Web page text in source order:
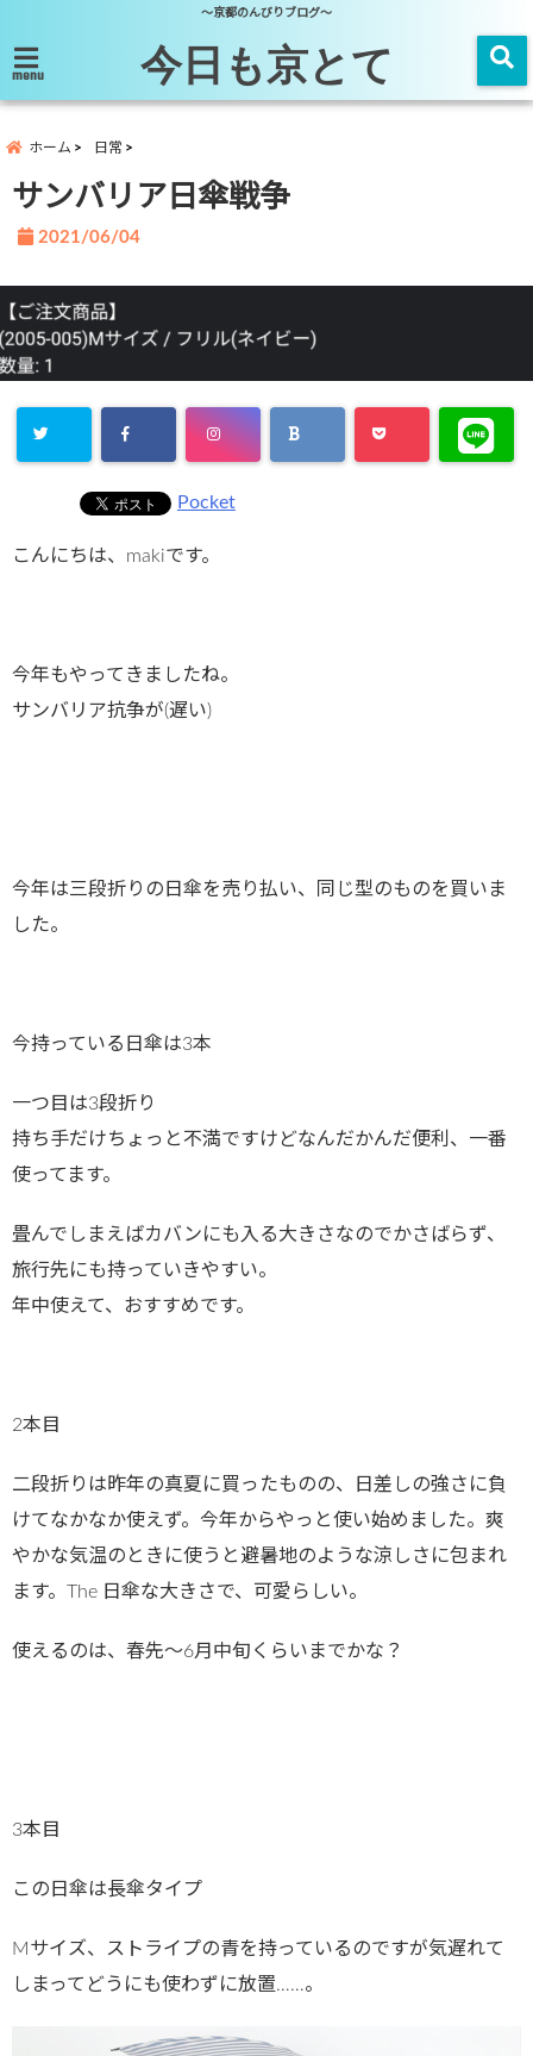
～京都のんびりブログ～
menu 今日も京とて
ホーム 日常
サンバリア日傘戦争
2021/06/04
Pocket
こんにちは、makiです。
今年もやってきましたね。
サンバリア抗争が(遅い)
今年は三段折りの日傘を売り払い、同じ型のものを買いま
した。
今持っている日傘は3本
一つ目は3段折り
持ち手だけちょっと不満ですけどなんだかんだ便利、一番
使ってます。
畳んでしまえばカバンにも入る大きさなのでかさばらず、
旅行先にも持っていきやすい。
年中使えて、おすすめです。
2本目
二段折りは昨年の真夏に買ったものの、日差しの強さに負
けてなかなか使えず。今年からやっと使い始めました。爽
やかな気温のときに使うと避暑地のような涼しさに包まれ
ます。The 日傘な大きさで、可愛らしい。
使えるのは、春先〜6月中旬くらいまでかな？
3本目
この日傘は長傘タイプ
Mサイズ、ストライプの青を持っているのですが気遅れて
しまってどうにも使わずに放置……。